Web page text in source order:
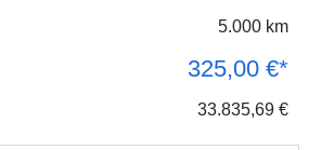
5.000 km
325,00 €*
33.835,69 €